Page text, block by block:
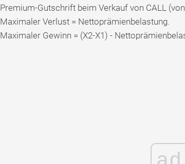
Premium-Gutschrift beim Verkauf von CALL
Maximaler Verlust = Nettoprämienbelastung.
Maximaler Gewinn = (X2-X1) -
ad